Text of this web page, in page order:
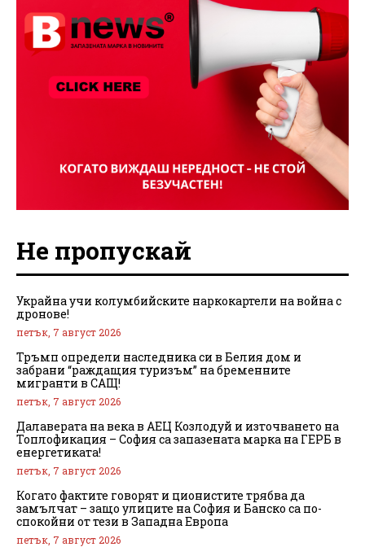
Не пропускай
Украйна учи колумбийските наркокартели на война с
дронове!
петък, 7 август 2026
Тръмп определи наследника си в Белия дом и
забрани “раждащия туризъм” на бременните
мигранти в САЩ!
петък, 7 август 2026
Далаверата на века в АЕЦ Козлодуй и източването на
Топлофикация – София са запазената марка на ГЕРБ в
енергетиката!
петък, 7 август 2026
Когато фактите говорят и ционистите трябва да
замълчат – защо улиците на София и Банско са по-
спокойни от тези в Западна Европа
петък, 7 август 2026